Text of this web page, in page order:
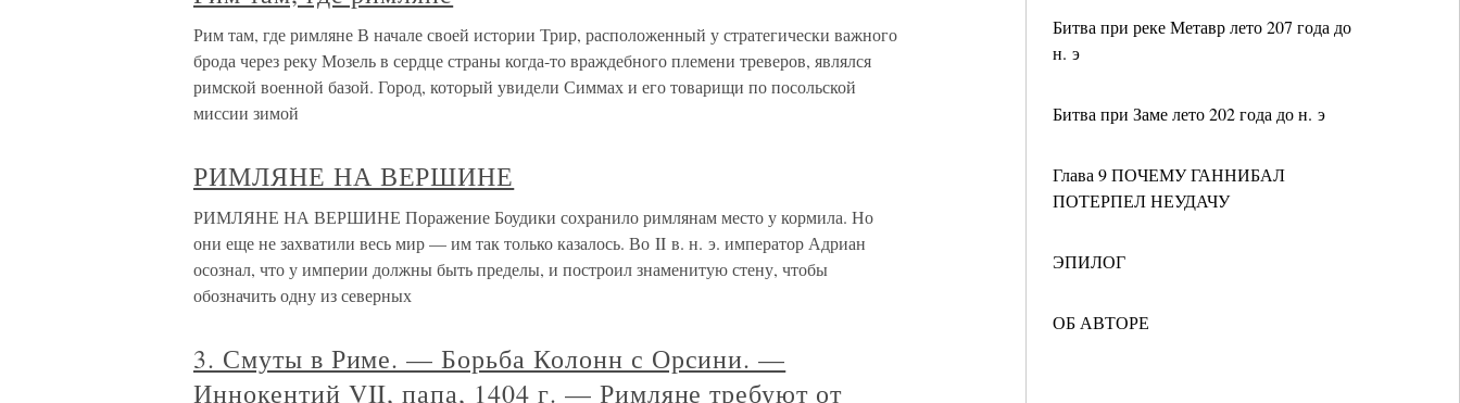
Битва при реке Метавр лето 207 года до
н. э
Битва при Заме лето 202 года до н. э
Глава 9 ПОЧЕМУ ГАННИБАЛ
ПОТЕРПЕЛ НЕУДАЧУ
ЭПИЛОГ
ОБ АВТОРЕ
Рим там, где римляне В начале своей истории Трир, расположенный у стратегически важного
брода через реку Мозель в сердце страны когда-то враждебного племени треверов, являлся
римской военной базой. Город, который увидели Симмах и его товарищи по посольской
миссии зимой
РИМЛЯНЕ НА ВЕРШИНЕ
РИМЛЯНЕ НА ВЕРШИНЕ Поражение Боудики сохранило римлянам место у кормила. Но
они еще не захватили весь мир — им так только казалось. Во II в. н. э. император Адриан
осознал, что у империи должны быть пределы, и построил знаменитую стену, чтобы
обозначить одну из северных
3. Смуты в Риме. — Борьба Колонн с Орсини. —
Иннокентий VII, папа, 1404 г. — Римляне требуют от